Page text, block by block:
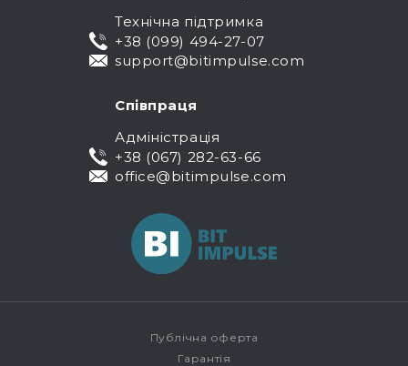
Технічна підтримка
+38 (099) 494-27-07
support@bitimpulse.com
Співпраця
Адміністрація
+38 (067) 282-63-66
office@bitimpulse.com
Публічна оферта
Гарантія